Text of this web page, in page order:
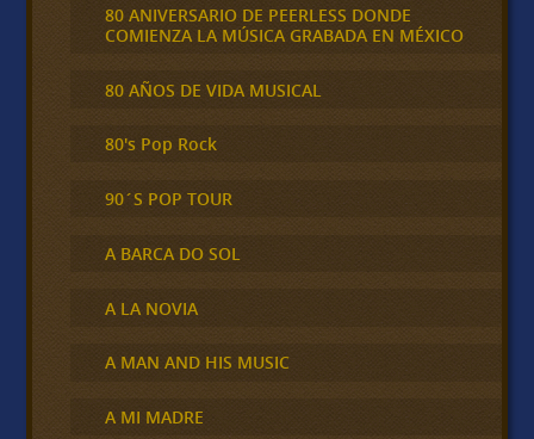
80 ANIVERSARIO DE PEERLESS DONDE
COMIENZA LA MÚSICA GRABADA EN MÉXICO
80 AÑOS DE VIDA MUSICAL
80's Pop Rock
90´S POP TOUR
A BARCA DO SOL
A LA NOVIA
A MAN AND HIS MUSIC
A MI MADRE